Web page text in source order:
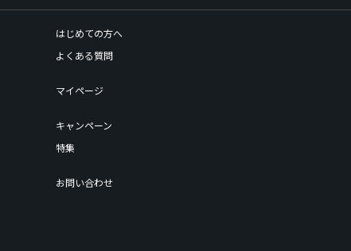
はじめての方へ
よくある質問
マイページ
キャンペーン
特集
お問い合わせ